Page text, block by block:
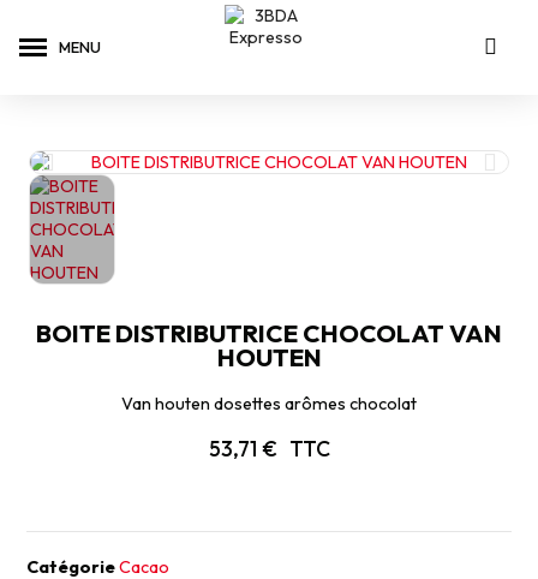
BOITE DISTRIBUTRICE CHOCOLAT VAN
HOUTEN
Van houten dosettes arômes chocolat
53,71 € TTC
CatégorieCacao